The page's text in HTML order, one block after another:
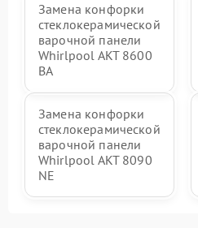
Замена конфорки
стеклокерамической
варочной панели
Whirlpool AKT 8600
BA
Замена конфорки
стеклокерамической
варочной панели
Whirlpool AKT 8090
NE